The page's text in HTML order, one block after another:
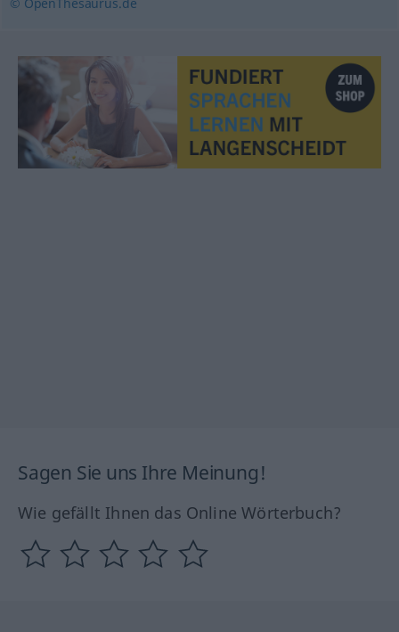
Sagen Sie uns Ihre Meinung!
Wie gefällt Ihnen das Online Wörterbuch?